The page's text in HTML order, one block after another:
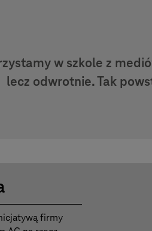
w szkole z
lecz odwrotnie. Tak
firmy